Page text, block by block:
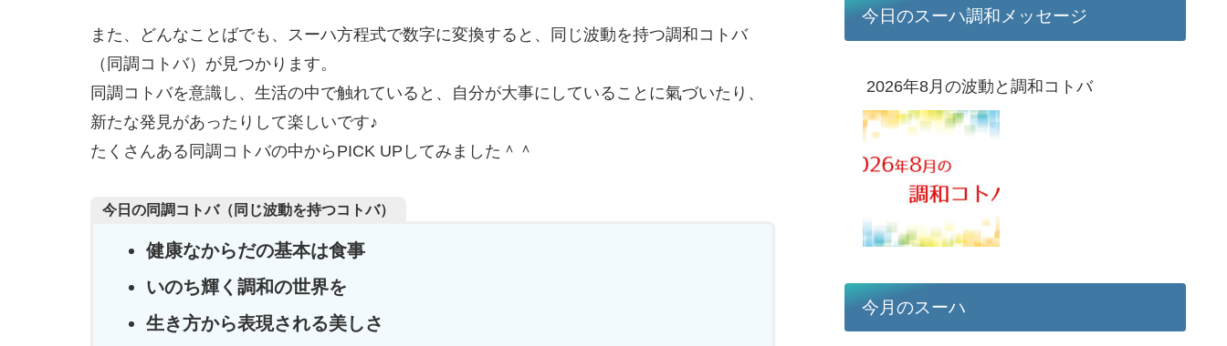
また、どんなことばでも、スーハ方程式で数字に変換すると、同じ波動を持つ調和コトバ
（同調コトバ）が見つかります。
同調コトバを意識し、生活の中で触れていると、自分が大事にしていることに氣づいたり、
新たな発見があったりして楽しいです♪
たくさんある同調コトバの中からPICK UPしてみました＾＾
今日の同調コトバ（同じ波動を持つコトバ）
健康なからだの基本は食事
いのち輝く調和の世界を
生き方から表現される美しさ
今日のスーハ調和メッセージ
2026年8月の波動と調和コトバ
今月のスーハ